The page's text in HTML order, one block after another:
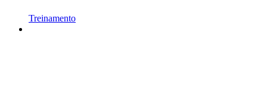
Treinamento